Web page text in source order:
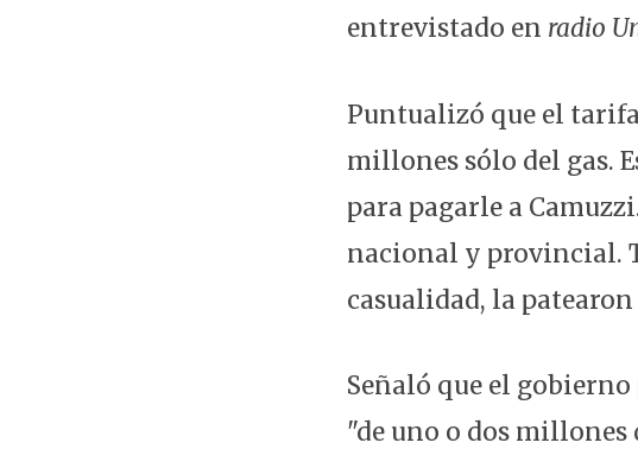
entrevistado en radio
Puntualizó que el
millones sólo del gas.
para pagarle a
nacional y provincial.
casualidad, la patearon
Señaló que el
"de uno o dos millones